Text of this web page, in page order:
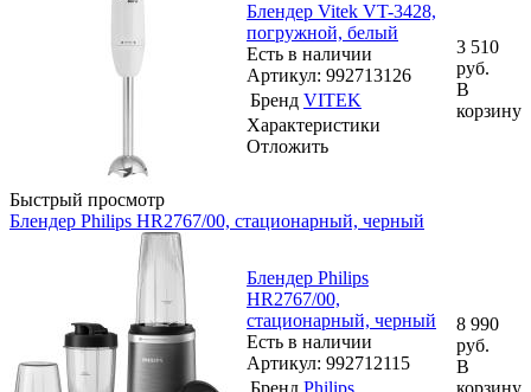
Быстрый просмотр
Блендер Vitek VT-3428,
погружной, белый
Есть в наличии
Артикул: 992713126
Бренд VITEK
Характеристики
Отложить
3 510
руб.
В
корзину
Блендер Philips HR2767/00, стационарный, черный
Блендер Philips
HR2767/00,
стационарный, черный
Есть в наличии
Артикул: 992712115
Бренд Philips
8 990
руб.
В
корзину